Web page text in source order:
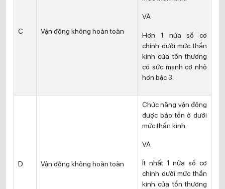
C Vận động không hoàn toàn
VÀ
Hơn 1 nửa số cơ
chính dưới mức thần
kinh của tổn thương
có sức mạnh cơ nhỏ
hơn bậc 3.
D Vận động không hoàn toàn
Chức năng vận động
được bảo tồn ở dưới
mức thần kinh.
VÀ
Ít nhất 1 nửa số cơ
chính dưới mức thần
kinh của tổn thương